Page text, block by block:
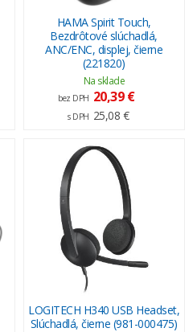
HAMA Spirit Touch,
Bezdrôtové slúchadlá,
ANC/ENC, displej, čierne
(221820)
Na sklade
bez DPH 20,39 €
s DPH 25,08 €
LOGITECH H340 USB Headset,
Slúchadlá, čierne (981-000475)